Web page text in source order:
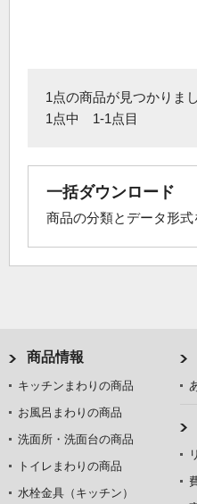
1点の商品が見つかりま
1点中 1-1点目
一括ダウンロード
商品の分類とデータ形
商品情報
キッチンまわりの商品
お風呂まわりの商品
洗面所・洗面台の商品
トイレまわりの商品
水栓金具（キッチン）